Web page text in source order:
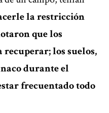
la restricción
que los
recuperar; los suelos,
durante el
frecuentado todo